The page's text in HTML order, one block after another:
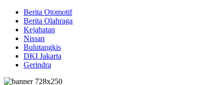
Berita Otomotif
Berita Olahraga
Kejahatan
Nissan
Bulutangkis
DKI Jakarta
Gerindra